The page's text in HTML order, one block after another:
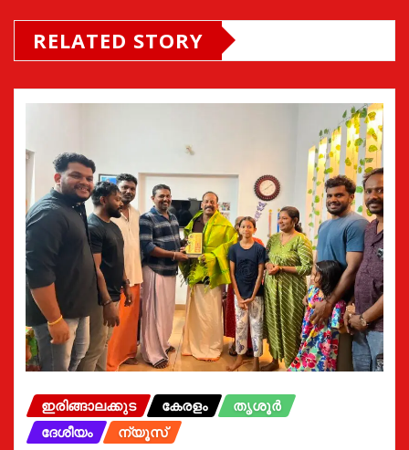
RELATED STORY
ഇരിങ്ങാലക്കുട കേരളം
തൃശൂർ
ദേശീയം
ന്യൂസ്